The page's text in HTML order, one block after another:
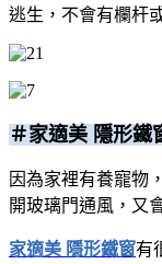
逃生，不會有欄杆
＃家適美 隱形鐵
因為家裡有養寵物
開玻璃門通風，又
家適美 隱形鐵窗有